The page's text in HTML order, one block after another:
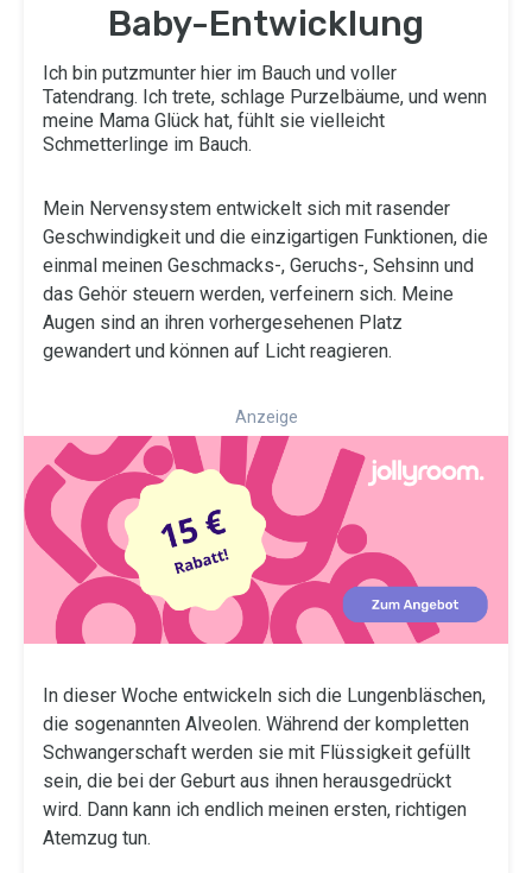
Baby-Entwicklung
Ich bin putzmunter hier im Bauch und voller
Tatendrang. Ich trete, schlage Purzelbäume, und wenn
meine Mama Glück hat, fühlt sie vielleicht
Schmetterlinge im Bauch.
Mein Nervensystem entwickelt sich mit rasender
Geschwindigkeit und die einzigartigen Funktionen, die
einmal meinen Geschmacks-, Geruchs-, Sehsinn und
das Gehör steuern werden, verfeinern sich. Meine
Augen sind an ihren vorhergesehenen Platz
gewandert und können auf Licht reagieren.
Anzeige
In dieser Woche entwickeln sich die Lungenbläschen,
die sogenannten Alveolen. Während der kompletten
Schwangerschaft werden sie mit Flüssigkeit gefüllt
sein, die bei der Geburt aus ihnen herausgedrückt
wird. Dann kann ich endlich meinen ersten, richtigen
Atemzug tun.